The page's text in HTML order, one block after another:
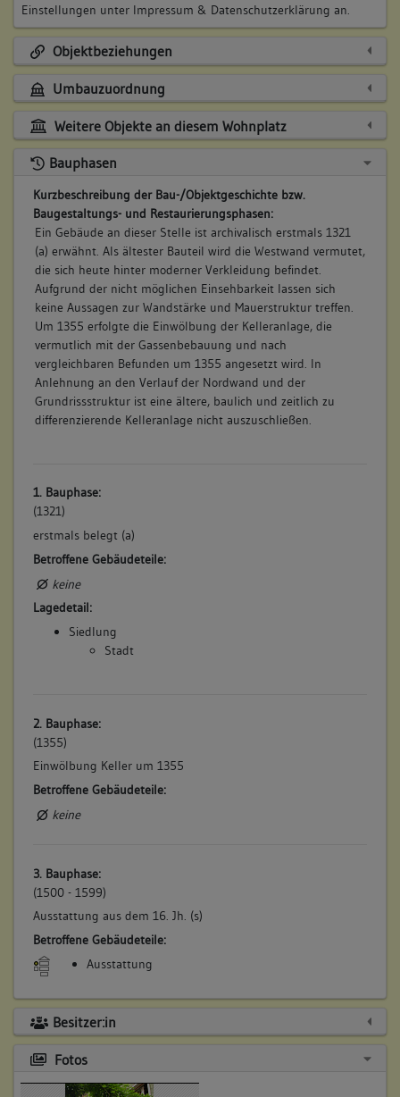
Einstellungen unter Impressum & Datenschutzerklärung an.
Objektbeziehungen
Umbauzuordnung
Weitere Objekte an diesem Wohnplatz
Bauphasen
Kurzbeschreibung der Bau-/Objektgeschichte bzw.
Baugestaltungs- und Restaurierungsphasen:
Ein Gebäude an dieser Stelle ist archivalisch erstmals 1321
(a) erwähnt. Als ältester Bauteil wird die Westwand vermutet,
die sich heute hinter moderner Verkleidung befindet.
Aufgrund der nicht möglichen Einsehbarkeit lassen sich
keine Aussagen zur Wandstärke und Mauerstruktur treffen.
Um 1355 erfolgte die Einwölbung der Kelleranlage, die
vermutlich mit der Gassenbebauung und nach
vergleichbaren Befunden um 1355 angesetzt wird. In
Anlehnung an den Verlauf der Nordwand und der
Grundrissstruktur ist eine ältere, baulich und zeitlich zu
differenzierende Kelleranlage nicht auszuschließen.
1. Bauphase:
(1321)
erstmals belegt (a)
Betroffene Gebäudeteile:
keine
Lagedetail:
Siedlung
Stadt
2. Bauphase:
(1355)
Einwölbung Keller um 1355
Betroffene Gebäudeteile:
keine
3. Bauphase:
(1500 - 1599)
Ausstattung aus dem 16. Jh. (s)
Betroffene Gebäudeteile:
Ausstattung
Besitzer:in
Fotos